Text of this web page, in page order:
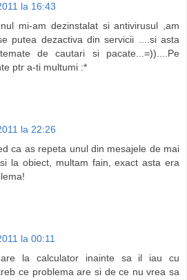
la 16:43
mi-am dezinstalat si antivirusul ,am
putea dezactiva din servicii ....si asta
de cautari si pacate...=))....Pe
ptr a-ti multumi :*
la 22:26
ca as repeta unul din mesajele de mai
la obiect, multam fain, exact asta era
la 00:11
la calculator inainte sa il iau cu
ce problema are si de ce nu vrea sa